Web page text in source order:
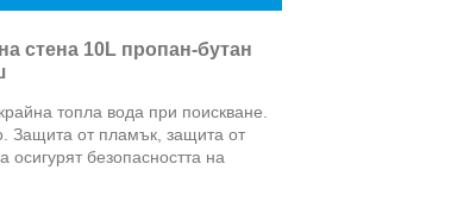
стена 10L пропан-бутан
топла вода при поискване.
Защита от пламък, защита от
безопасността на